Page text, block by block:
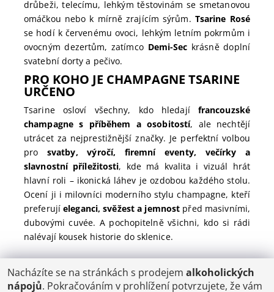
drůbeži, telecímu, lehkým těstovinám se smetanovou
omáčkou nebo k mírně zrajícím sýrům. Tsarine Rosé
se hodí k červenému ovoci, lehkým letním pokrmům i
ovocným dezertům, zatímco Demi-Sec krásně doplní
svatební dorty a pečivo.
PRO KOHO JE CHAMPAGNE TSARINE
URČENO
Tsarine osloví všechny, kdo hledají francouzské
champagne s příběhem a osobitostí, ale nechtějí
utrácet za nejprestižnější značky. Je perfektní volbou
pro svatby, výročí, firemní eventy, večírky a
slavnostní příležitosti, kde má kvalita i vizuál hrát
hlavní roli – ikonická láhev je ozdobou každého stolu.
Ocení ji i milovníci moderního stylu champagne, kteří
preferujíeleganci, svěžest a jemnost před masivními,
dubovými cuvée. A pochopitelně všichni, kdo si rádi
nalévají kousek historie do sklenice.
POŠTOVNÉ
Nacházíte se na stránkách s prodejem alkoholických
nápojů. Pokračováním v prohlížení potvrzujete, že vám